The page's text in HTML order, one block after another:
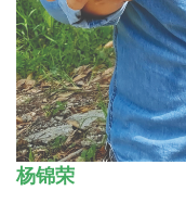
杨锦荣